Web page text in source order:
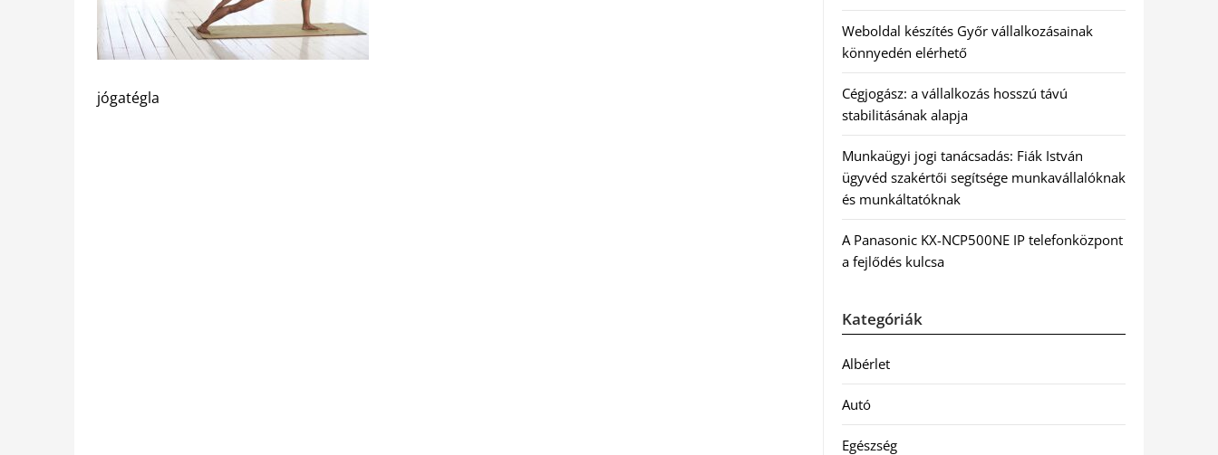
jógatégla
Weboldal készítés Győr vállalkozásainak
könnyedén elérhető
Cégjogász: a vállalkozás hosszú távú
stabilitásának alapja
Munkaügyi jogi tanácsadás: Fiák István
ügyvéd szakértői segítsége munkavállalóknak
és munkáltatóknak
A Panasonic KX-NCP500NE IP telefonközpont
a fejlődés kulcsa
Kategóriák
Albérlet
Autó
Egészség